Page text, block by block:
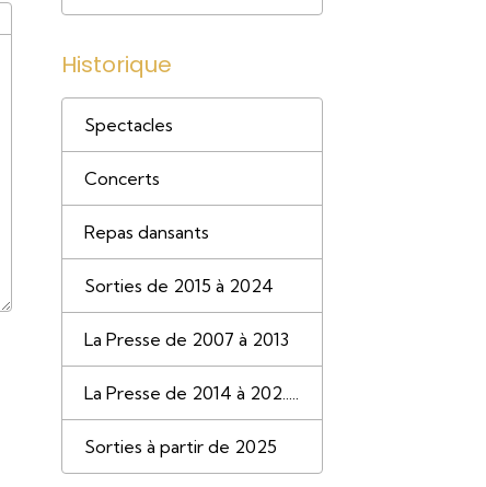
Historique
Spectacles
Concerts
Repas dansants
Sorties de 2015 à 2024
La Presse de 2007 à 2013
La Presse de 2014 à 202.....
Sorties à partir de 2025